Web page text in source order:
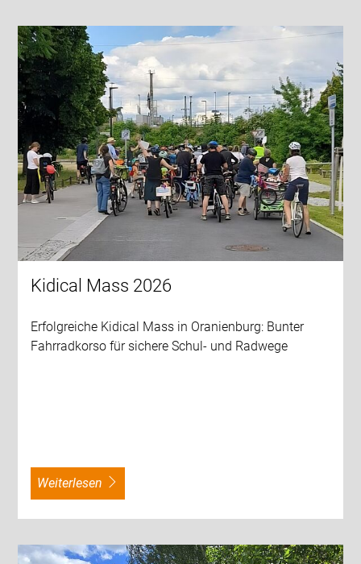
Kidical Mass 2026
Erfolgreiche Kidical Mass in Oranienburg: Bunter
Fahrradkorso für sichere Schul- und Radwege
weiterlesen